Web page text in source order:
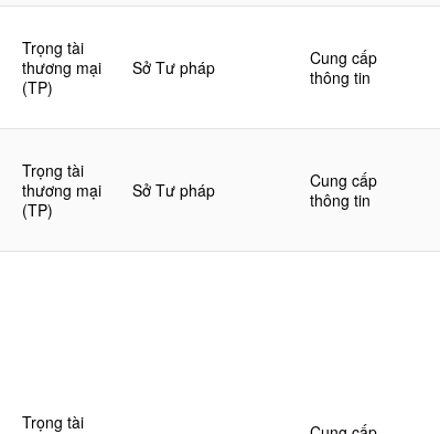
Trọng tài
thương mại
(TP)
Sở Tư pháp
Cung cấp
thông tin
Trọng tài
thương mại
(TP)
Sở Tư pháp
Cung cấp
thông tin
Trọng tài